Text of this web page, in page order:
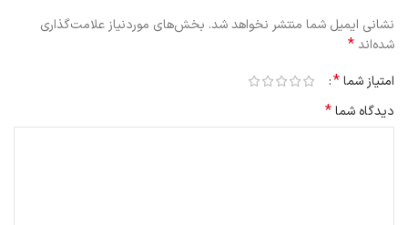
مخزن دستگاه رطوبت ساز شیائومی مدل DEM-F325
نشانی ایمیل شما منتشر نخواهد شد. بخش‌های موردنیاز علامت‌گذاری
شده‌اند*
امتیاز شما*
دیدگاه شما*